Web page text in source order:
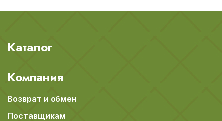
Каталог
Компания
Возврат и обмен
Поставщикам